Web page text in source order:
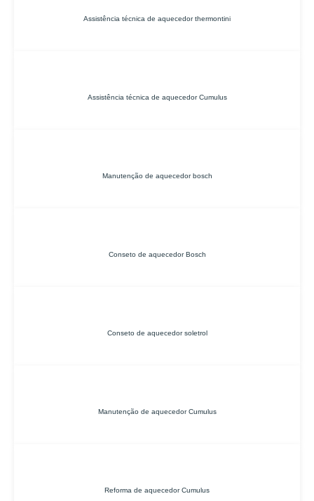
Assistência técnica de aquecedor thermontini
Assistência técnica de aquecedor Cumulus
Manutenção de aquecedor bosch
Conseto de aquecedor Bosch
Conseto de aquecedor soletrol
Manutenção de aquecedor Cumulus
Reforma de aquecedor Cumulus